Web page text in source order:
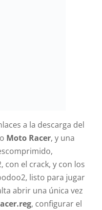
a la descarga del
Moto Racer, y una
con el crack, y con los
listo para jugar
abrir una única vez
, configurar el